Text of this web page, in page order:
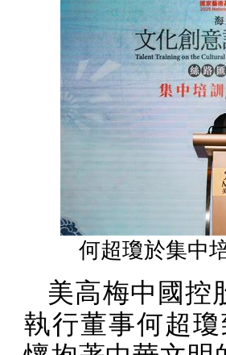
何超瓊於集中
美⾼梅中國控
執⾏董事何超